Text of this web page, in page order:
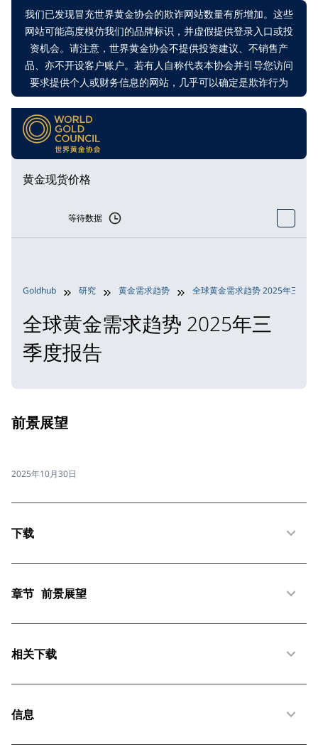
我们已发现冒充世界黄金协会的欺诈网站数量有所增加。这些
网站可能高度模仿我们的品牌标识，并虚假提供登录入口或投
资机会。请注意，世界黄金协会不提供投资建议、不销售产
品、亦不开设客户账户。若有人自称代表本协会并引导您访问
要求提供个人或财务信息的网站，几乎可以确定是欺诈行为
黄金现货价格
等待数据
Goldhub 研究 黄金需求趋势 全球黄金需求趋势 2025年三季
全球黄金需求趋势 2025年三
季度报告
前景展望
2025年10月30日
下载
章节 前景展望
相关下载
信息